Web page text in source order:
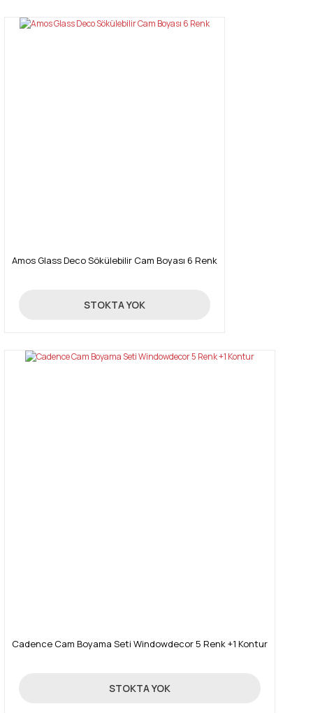
Amos Glass Deco Sökülebilir Cam Boyası 6 Renk
95,00 TL
STOKTA YOK
Cadence Cam Boyama Seti Windowdecor 5 Renk +1 Kontur
19,26 TL
STOKTA YOK